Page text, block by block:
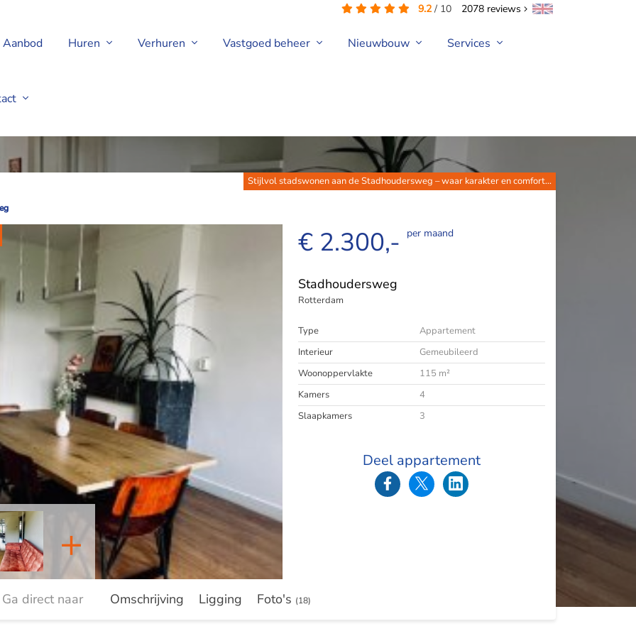
9.2/ 10 2078 reviews
Aanbod Huren Verhuren Vastgoed beheer Nieuwbouw Services
Stijlvol stadswonen aan de Stadhoudersweg – waar karakter en comfort...
+
€ 2.300,- per maand
Stadhoudersweg
Rotterdam
Type
Appartement
Interieur
Gemeubileerd
Woonoppervlakte
115 m²
Kamers
4
Slaapkamers
3
Deel appartement
Ga direct naar Omschrijving Ligging Foto's (18)